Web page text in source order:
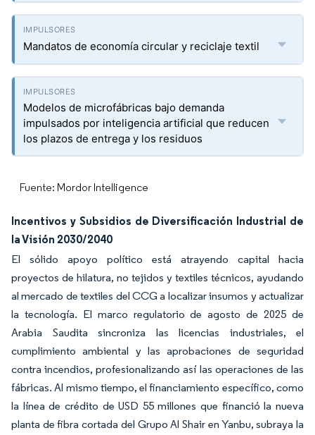
Mandatos de economía circular y reciclaje textil
Modelos de microfábricas bajo demanda
impulsados por inteligencia artificial que reducen
los plazos de entrega y los residuos
Fuente: Mordor Intelligence
Incentivos y Subsidios de Diversificación Industrial de
la Visión 2030/2040
El sólido apoyo político está atrayendo capital hacia
proyectos de hilatura, no tejidos y textiles técnicos, ayudando
al mercado de textiles del CCG a localizar insumos y actualizar
la tecnología. El marco regulatorio de agosto de 2025 de
Arabia Saudita sincroniza las licencias industriales, el
cumplimiento ambiental y las aprobaciones de seguridad
contra incendios, profesionalizando así las operaciones de las
fábricas. Al mismo tiempo, el financiamiento específico, como
la línea de crédito de USD 55 millones que financió la nueva
planta de fibra cortada del Grupo Al Shair en Yanbu, subraya la